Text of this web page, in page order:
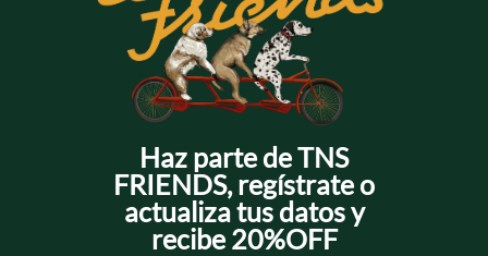
Haz parte de TNS
FRIENDS, regístrate o
actualiza tus datos y
recibe 20%OFF